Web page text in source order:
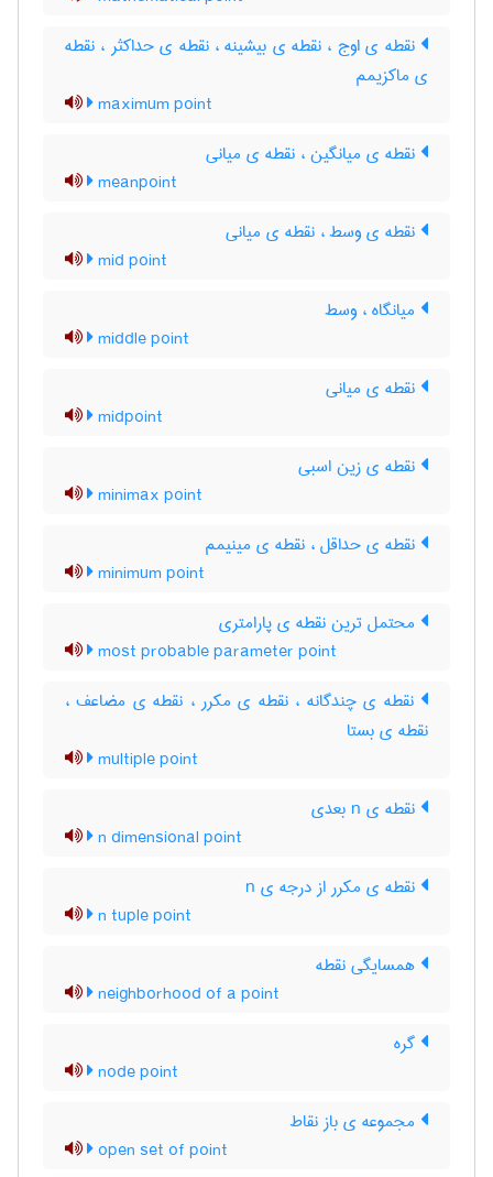
نقطه ی اوج ، نقطه ی بیشینه ، نقطه ی حداکثر ، نقطه
ی ماکزیمم
maximum point
نقطه ی میانگین ، نقطه ی میانی
meanpoint
نقطه ی وسط ، نقطه ی میانی
mid point
میانگاه ، وسط
middle point
نقطه ی میانی
midpoint
نقطه ی زین اسبی
minimax point
نقطه ی حداقل ، نقطه ی مینیمم
minimum point
محتمل ترین نقطه ی پارامتری
most probable parameter point
نقطه ی چندگانه ، نقطه ی مکرر ، نقطه ی مضاعف ،
نقطه ی بستا
multiple point
نقطه ی n بعدی
n dimensional point
نقطه ی مکرر از درجه ی n
n tuple point
همسایگی نقطه
neighborhood of a point
گره
node point
مجموعه ی باز نقاط
open set of point